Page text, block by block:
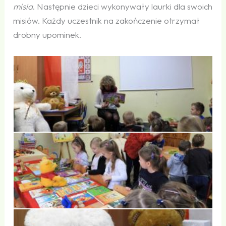
misia. Następnie dzieci wykonywały laurki dla swoich
misiów. Każdy uczestnik na zakończenie otrzymał
drobny upominek.